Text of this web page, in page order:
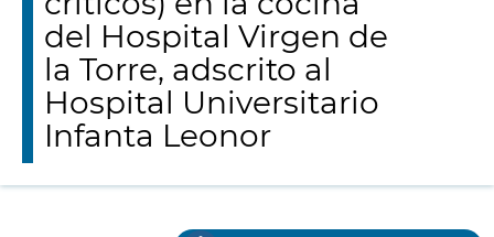
del Hospital Virgen de
la Torre, adscrito al
Hospital Universitario
Infanta Leonor